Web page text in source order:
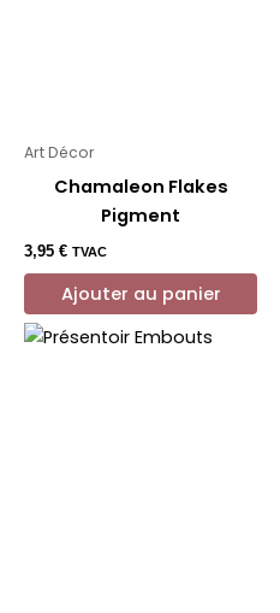
Art Décor
Chamaleon Flakes
Pigment
3,95 € TVAC
Ajouter au panier